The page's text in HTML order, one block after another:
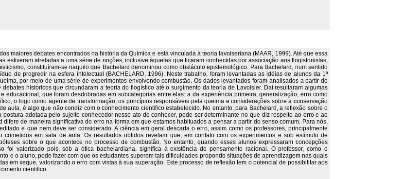
maiores debates encontrados na história da Química e está vinculada à teoria lavoiseriana (MAAR, 1999). Até que essa
estiveram atreladas a uma série de noções, inclusive àquelas que ficaram conhecidas por associação aos flogistonistas,
constituíram-se naquilo que Bachelard denominou como obstáculo epistemológico. Para Bachelard, num sentido
de progredir na esfera intelectual (BACHELARD, 1996). Neste trabalho, foram levantadas as idéias de alunos da 1ª
por meio de uma série de experimentos envolvendo combustão. Os dados levantados foram analisados a partir do
históricos que circundaram a teoria do flogístico até o surgimento da teoria de Lavoisier. Daí resultaram algumas
educacional, que foram desdobradas em subcategorias entre elas: a da experiência primeira, generalização, erro como
o fogo como agente de transformação, os princípios responsáveis pela queima e considerações sobre a conservação
aula, é algo que não condiz com o conhecimento cientifico estabelecido. No entanto, para Bachelard, a reflexão sobre o
adotada pelo sujeito conhecedor nesse ato de conhecer, pode ser determinante no que diz respeito ao erro e ao
de maneira significativa do erro na forma em que estamos habituados a pensar a partir do senso comum. Para nós,
e que nem deve ser considerado. A ciência em geral descarta o erro, assim como os professores, principalmente
cometidos em sala de aula. Os resultados obtidos revelam que, em contato com os experimentos e sob estímulo de
sobre o que acontece no processo de combustão. No entanto, quando esses alunos expressaram concepções
foi valorizado pois, sob a ótica bachelardiana, significa a existência do pensamento racional. O professor, como o
e o aluno, pode fazer com que os estudantes superem tais dificuldades propondo situações de aprendizagem nas quais
em xeque, valorizando o erro com vistas à sua superação. Este processo de reflexão tem o potencial de possibilitar aos
cientifico.